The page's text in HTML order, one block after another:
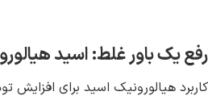
رفع یک باور غلط: اسید
کاربرد هیالورونیک اسید برای افزایش